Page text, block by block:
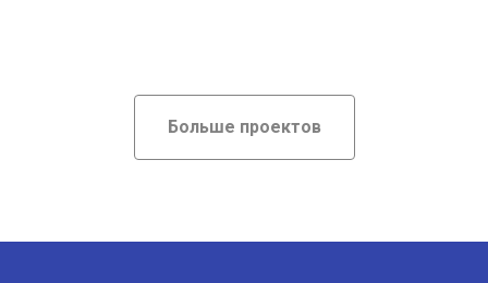
Больше проектов